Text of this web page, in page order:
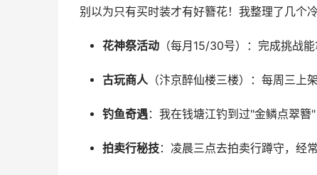
别以为只有买时装才有好簪花！我整理了几个
花神祭活动（每月15/30号）：完成挑战
古玩商人（汴京醉仙楼三楼）：每周三上
钓鱼奇遇：我在钱塘江钓到过"金鳞点翠簪
拍卖行秘技：凌晨三点去拍卖行蹲守，经